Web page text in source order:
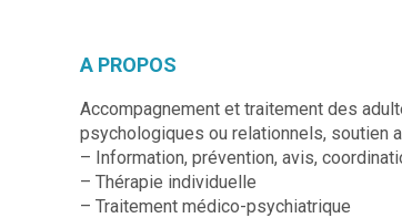
A PROPOS
Accompagnement et traitement des
psychologiques ou relationnels, soutien
– Information, prévention, avis,
– Thérapie individuelle
– Traitement médico-psychiatrique